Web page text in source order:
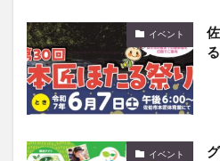
イベント
イベント